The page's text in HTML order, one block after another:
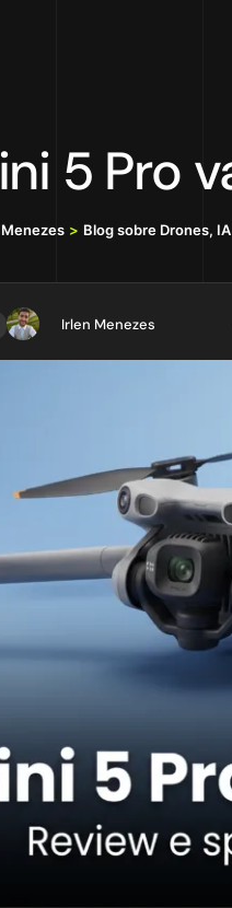
5 Pro
> Blog sobre Drones,
Irlen Menezes